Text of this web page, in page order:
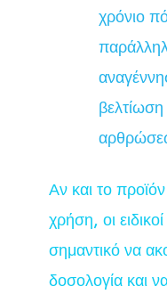
χρόνιο
βελτίωση
Αν και το
χρήση, οι
σημαντικό να
δοσολογία και